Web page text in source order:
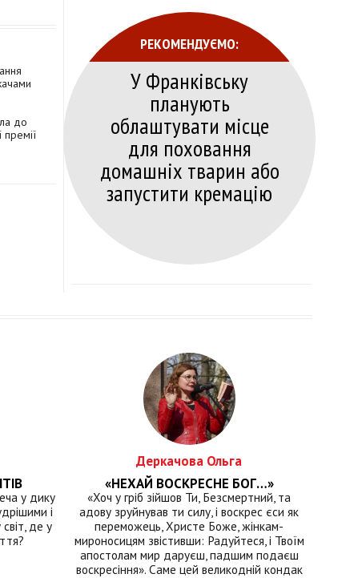
до
премії
РЕКОМЕНДУЄМО:
У Франківську
планують
облаштувати місце
для поховання
домашніх тварин або
запустити кремацію
у дику
і
де у
Деркачова Ольга
«НЕХАЙ ВОСКРЕСНЕ БОГ…»
«Хоч у гріб зійшов Ти, Безсмертний, та
адову зруйнував ти силу, і воскрес єси як
переможець, Христе Боже, жінкам-
мироносицям звістивши: Радуйтеся, і Твоїм
апостолам мир даруєш, падшим подаєш
воскресіння». Саме цей великодній кондак